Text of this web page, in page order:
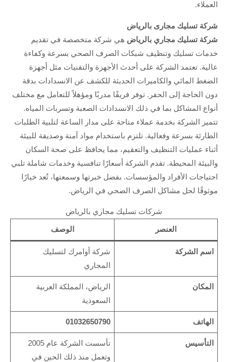
العملاء.
شركة تسليك مجارى بالرياض
شركة تسليك مجاري بالرياض هي شركة متخصصة في تقديم
خدمات تسليك وتنظيف شبكات الصرف الصحي بسرعة وكفاءة
عالية. تعتمد الشركة على أحدث الأجهزة والتقنيات مثل أجهزة
الضغط المائي والكاميرات الحديثة للكشف عن الانسدادات بدقة
دون الحاجة إلى الحفر. توفر فريقًا مدربًا ومؤهلاً للتعامل مع مختلف
أنواع المشاكل بما في ذلك الانسدادات الصعبة وتسربات المياه.
تتميز الشركة بخدمة عملاء متاحة على مدار الساعة لتلبية الطلبات
الطارئة بسرعة وفعالية. تلتزم باستخدام مواد آمنة وصديقة للبيئة
أثناء عمليات التنظيف والتعقيم، مما يحافظ على صحة السكان
والبيئة المحيطة. تقدم الشركة أسعارًا تنافسية وخدمات شاملة تلبي
احتياجات الأفراد والمؤسسات. بفضل خبرتها وسمعتها، تُعد خيارًا
موثوقًا لحل مشاكل الصرف الصحي في الرياض.
شركات تسليك مجاري بالرياض
العنصر الوصف
اسم الشركة
شركة أوامرك لتسليك
المجاري
المكان
الرياض، المملكة العربية
السعودية
الهاتف 01032650790
التأسيس
تأسست الشركة عام 2005
وتعمل منذ ذلك الحين في